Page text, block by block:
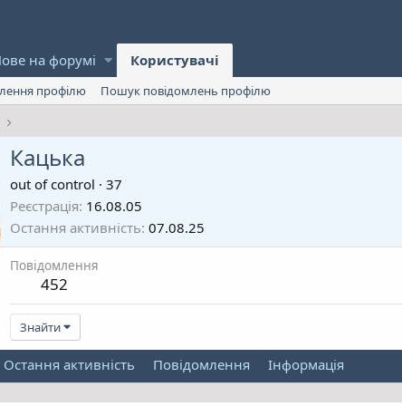
на форумі Користувачі
профілю
Пошук повідомлень профілю
Кацька
out of control · 37
Реєстрація 16.08.05
Остання активність 07.08.25
Повідомлення
452
Знайти
Остання активність Повідомлення Інформація